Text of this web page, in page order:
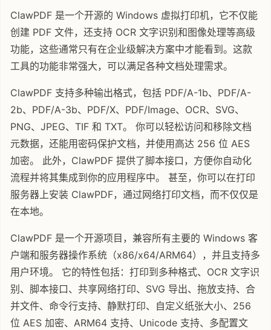
ClawPDF 是一个开源的 Windows 虚拟打印机，它不仅能
创建 PDF 文件，还支持 OCR 文字识别和图像处理等高级
功能，这些通常只有在企业级解决方案中才能看到。这款
工具的功能非常强大，可以满足各种文档处理需求。
ClawPDF 支持多种输出格式，包括 PDF/A-1b、PDF/A-
2b、PDF/A-3b、PDF/X、PDF/Image、OCR、SVG、
PNG、JPEG、TIF 和 TXT。 你可以轻松访问和移除文档
元数据，还能用密码保护文档，并使用高达 256 位 AES
加密。 此外，ClawPDF 提供了脚本接口，方便你自动化
流程并将其集成到你的应用程序中。 甚至，你可以在打印
服务器上安装 ClawPDF，通过网络打印文档，而不仅仅是
在本地。
ClawPDF 是一个开源项目，兼容所有主要的 Windows 客
户端和服务器操作系统（x86/x64/ARM64），并且支持多
用户环境。 它的特性包括：打印到多种格式、OCR 文字识
别、脚本接口、共享网络打印、SVG 导出、拖放支持、合
并文件、命令行支持、静默打印、自定义纸张大小、256
位 AES 加密、ARM64 支持、Unicode 支持、多配置文